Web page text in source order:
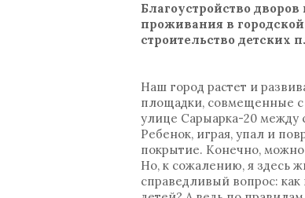
Благоустройство
проживания в
строительство детских
Наш город растет и
площадки, совмещенные с
улице Сарыарка-20 между
Ребенок, играя, упал и
покрытие. Конечно, можно
Но, к сожалению, я здесь
справедливый вопрос: